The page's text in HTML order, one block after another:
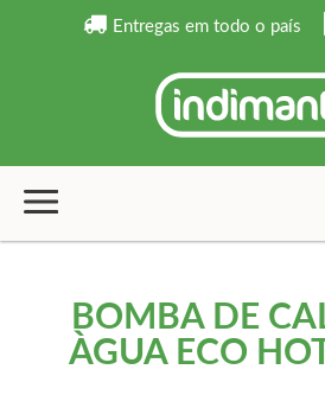
Entregas em todo o país
BOMBA DE
ÀGUA ECO